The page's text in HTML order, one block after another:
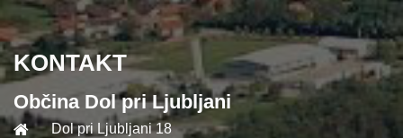
KONTAKT
Občina Dol pri Ljubljani
Dol pri Ljubljani 18